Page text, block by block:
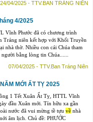
24/04/2025 - TTV.BAN TRÁNG NIÊN
4/2025
Vĩnh Phước đã có chương trình
Tráng niên kết hợp với Khối Truyền
nhà thờ. Nhiều con cái Chúa tham
bằng lòng tin Chúa......
07/04/2025 - TTV.Ban Tráng Niên
MỚI ẤT TỴ 2025
1 Tết Xuân Ất Tỵ, HTTL Vĩnh
đầu Xuân mới. Tín hữu xa gần
nước đã vui mừng tề tựu về nhà
âm lịch. Chủ đề: PHƯỚC